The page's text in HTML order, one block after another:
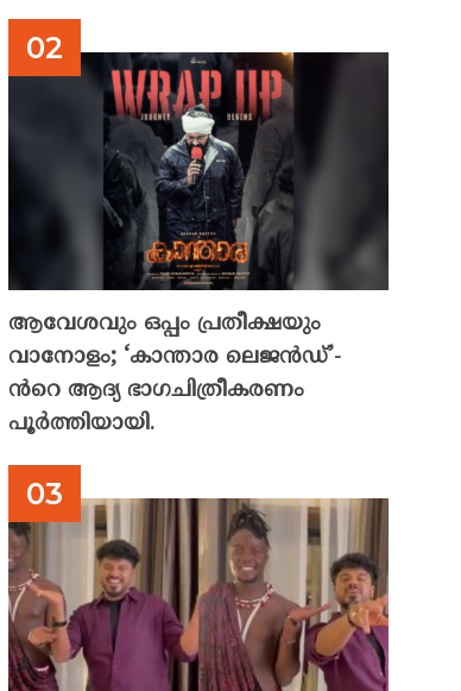
ആവേശവും ഒപ്പം പ്രതീക്ഷയും
വാനോളം; ‘കാന്താര ലെജൻഡ്’-
ൻറെ ആദ്യ ഭാഗചിത്രീകരണം
പൂർത്തിയായി.